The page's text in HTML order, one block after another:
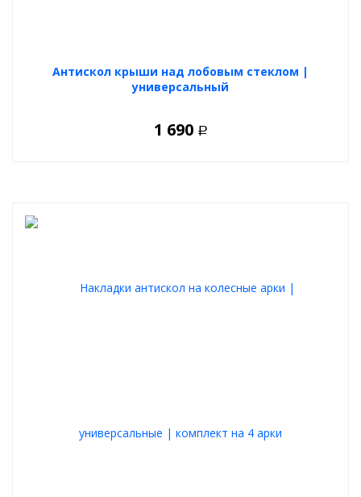
Антискол крыши над лобовым стеклом |
универсальный
1 690 Р